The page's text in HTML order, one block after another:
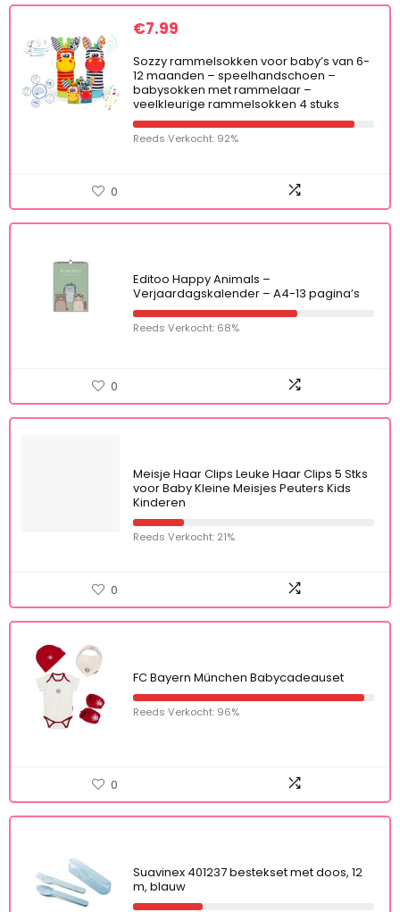
€7.99
Sozzy rammelsokken voor baby’s van 6-
12 maanden – speelhandschoen –
babysokken met rammelaar –
veelkleurige rammelsokken 4 stuks
Reeds Verkocht: 92%
0
Editoo Happy Animals –
Verjaardagskalender – A4-13 pagina’s
Reeds Verkocht: 68%
0
Meisje Haar Clips Leuke Haar Clips 5 Stks
voor Baby Kleine Meisjes Peuters Kids
Kinderen
Reeds Verkocht: 21%
0
FC Bayern München Babycadeauset
Reeds Verkocht: 96%
0
Suavinex 401237 bestekset met doos, 12
m, blauw